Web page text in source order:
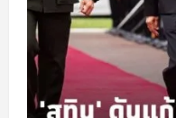
Thai
en
baisse